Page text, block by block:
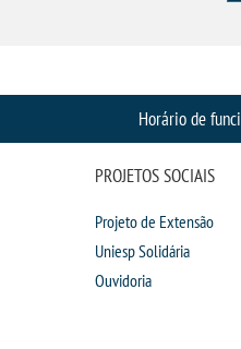
Horário de
PROJETOS SOCIAIS
Projeto de Extensão
Uniesp Solidária
Ouvidoria